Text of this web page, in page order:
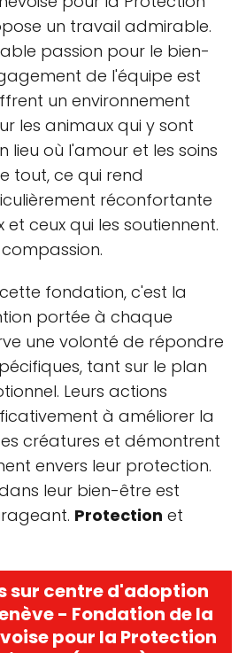
un travail admirable.
passion pour le bien-
de l'équipe est
un environnement
les animaux qui y sont
lieu où l'amour et les soins
tout, ce qui rend
réconfortante
ceux qui les soutiennent.
fondation, c'est la
portée à chaque
une volonté de répondre
tant sur le plan
Leurs actions
à améliorer la
créatures et démontrent
envers leur protection.
dans leur bien-être est
Protection et
sur centre d'adoption
- Fondation de la
pour la Protection